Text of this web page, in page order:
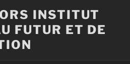
INSTITUT
FUTUR ET DE